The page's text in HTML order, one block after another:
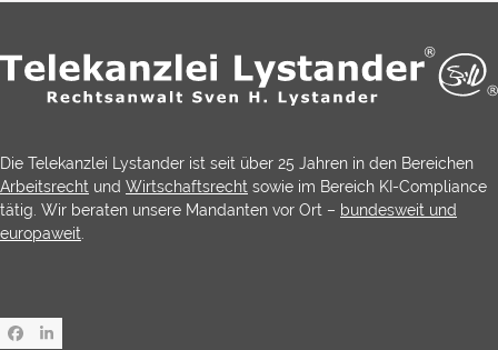
Die Telekanzlei Lystander ist seit über 25 Jahren in den Bereichen
Arbeitsrecht und Wirtschaftsrecht sowie im Bereich KI-Compliance
tätig. Wir beraten unsere Mandanten vor Ort – bundesweit und
europaweit
Facebook
LinkedIn